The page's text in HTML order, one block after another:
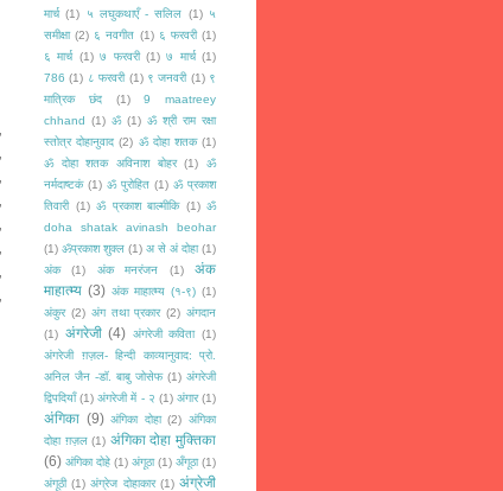
मार्च (1) ५ लघुकथाएँ - सलिल (1) ५
समीक्षा (2) ६ नवगीत (1) ६ फरवरी (1)
६ मार्च (1) ७ फरवरी (1) ७ मार्च (1)
786 (1) ८ फरवरी (1) ९ जनवरी (1) ९
मात्रिक छंद
(1)
9 maatreey
chhand (1) ॐ (1) ॐ श्री राम रक्षा
स्तोत्र दोहानुवाद (2) ॐ दोहा शतक (1)
ॐ दोहा शतक अविनाश बोहर
(1)
ॐ
नर्मदाष्टकं (1) ॐ पुरोहित (1) ॐ प्रकाश
तिवारी (1) ॐ प्रकाश बाल्मीकि (1) ॐ
doha shatak avinash beohar
(1) ॐप्रकाश शुक्ल (1) अ से अं दोहा (1)
अंक
(1) अंक मनरंजन (1)
अंक
माहात्म्य (3) अंक माहात्म्य (१-९) (1)
अंकुर (2) अंग तथा प्रकार (2) अंगदान
(1) अंगरेजी (4) अंगरेजी कविता (1)
अंगरेजी ग़ज़ल- हिन्दी काव्यानुवाद: प्रो.
अनिल जैन -डॉ. बाबु जोसेफ (1) अंगरेजी
द्विपदियाँ (1) अंगरेजी में - २ (1) अंगार (1)
अंगिका (9) अंगिका दोहा (2) अंगिका
दोहा ग़ज़ल (1) अंगिका दोहा मुक्तिका
(6) अंगिका दोहे (1) अंगूठा (1) अँगूठा (1)
अंगूठी (1) अंग्रेज दोहाकार (1) अंग्रेजी